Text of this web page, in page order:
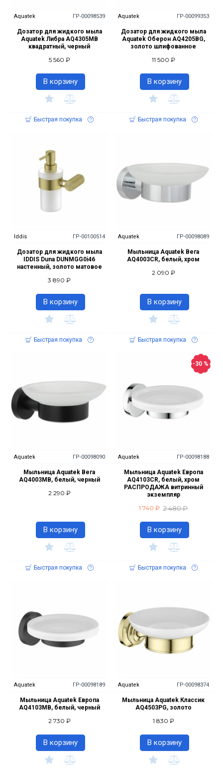
Aquatek ГР-00098539
Дозатор для жидкого мыла
Aquatek Либра AQ4305MB
квадратный, черный
5 560 ₽
В корзину
Быстрая покупка
Aquatek ГР-00099353
Дозатор для жидкого мыла
Aquatek Оберон AQ4205BG,
золото шлифованное
11 500 ₽
В корзину
Быстрая покупка
Iddis ГР-00100514
Дозатор для жидкого мыла
IDDIS Duna DUNMGG0i46
настенный, золото матовое
3 890 ₽
В корзину
Быстрая покупка
Aquatek ГР-00098089
Мыльница Aquatek Вега
AQ4003CR, белый, хром
2 090 ₽
В корзину
Быстрая покупка
Aquatek ГР-00098090
Мыльница Aquatek Вега
AQ4003MB, белый, черный
2 290 ₽
В корзину
Быстрая покупка
-30 %
Aquatek ГР-00098188
Мыльница Aquatek Европа
AQ4103CR, белый, хром
РАСПРОДАЖА витринный
экземпляр
1 740 ₽ 2 480 ₽
В корзину
Быстрая покупка
Aquatek ГР-00098189
Мыльница Aquatek Европа
AQ4103MB, белый, черный
2 730 ₽
В корзину
Aquatek ГР-00098374
Мыльница Aquatek Классик
AQ4503PG, золото
1 830 ₽
В корзину